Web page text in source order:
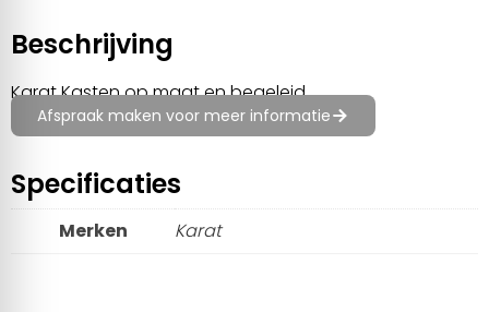
Beschrijving
Karat Kasten op maat en begeleid
Afspraak maken voor meer informatie
Specificaties
Merken Karat